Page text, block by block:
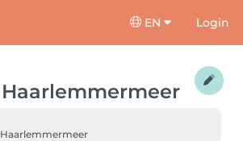
EN Login
Haarlemmermeer
Haarlemmermeer